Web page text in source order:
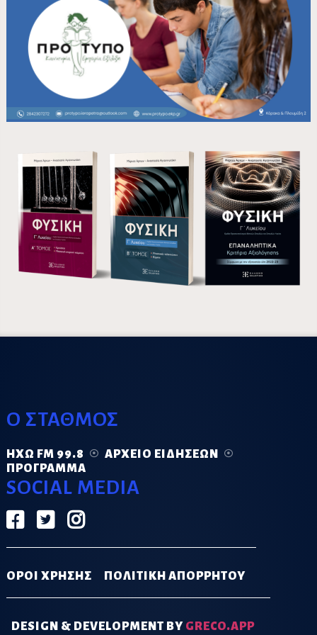
Ο ΣΤΑΘΜΟΣ
ΗΧΏ FM 99.8
ΑΡΧΕΊΟ ΕΙΔΉΣΕΩΝ
ΠΡΌΓΡΑΜΜΑ
SOCIAL MEDIA
ΟΡΟΙ ΧΡΗΣΗΣ ΠΟΛΙΤΙΚΗ ΑΠΟΡΡΗΤΟΥ
DESIGN & DEVELOPMENT BY GRECO.APP